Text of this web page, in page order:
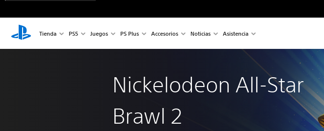
Tienda PS5 Juegos PS Plus Accesorios Noticias Asistencia
Nickelodeon All-Star
Brawl 2